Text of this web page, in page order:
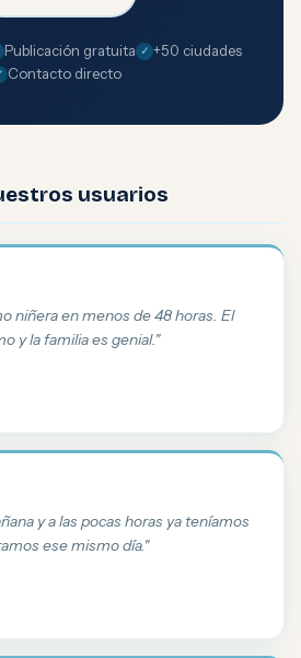
Publicación gratuita
+50 ciudades
Contacto directo
usuarios
niñera en menos de 48 horas. El
y la familia es genial."
y a las pocas horas ya teníamos
ese mismo día."